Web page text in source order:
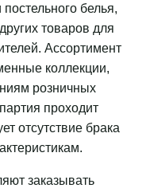
белья,
товаров для
Ассортимент
коллекции,
розничных
проходит
отсутствие брака
заказывать